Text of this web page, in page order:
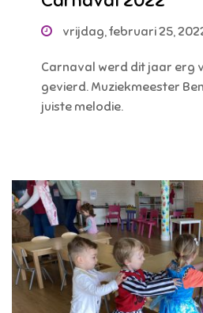
vrijdag, februari 25,
Carnaval werd dit jaar erg
gevierd. Muziekmeester
juiste melodie.